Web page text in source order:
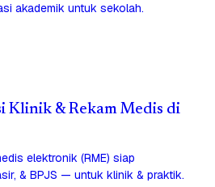
akademik untuk sekolah.
Klinik & Rekam Medis di
elektronik (RME) siap
& BPJS — untuk klinik & praktik.